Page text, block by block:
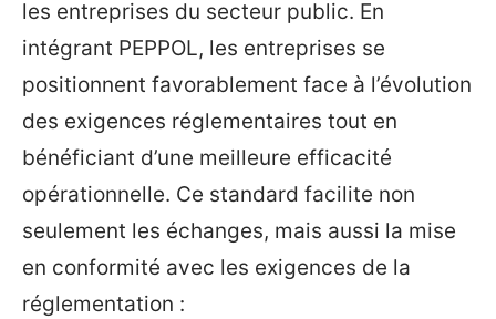
les entreprises du secteur public. En
intégrant PEPPOL, les entreprises se
positionnent favorablement face à l’évolution
des exigences réglementaires tout en
bénéficiant d’une meilleure efficacité
opérationnelle. Ce standard facilite non
seulement les échanges, mais aussi la mise
en conformité avec les exigences de la
réglementation :